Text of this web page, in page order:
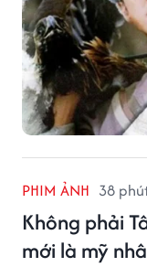
PHIM ẢNH 38
Không phải
mới là mỹ